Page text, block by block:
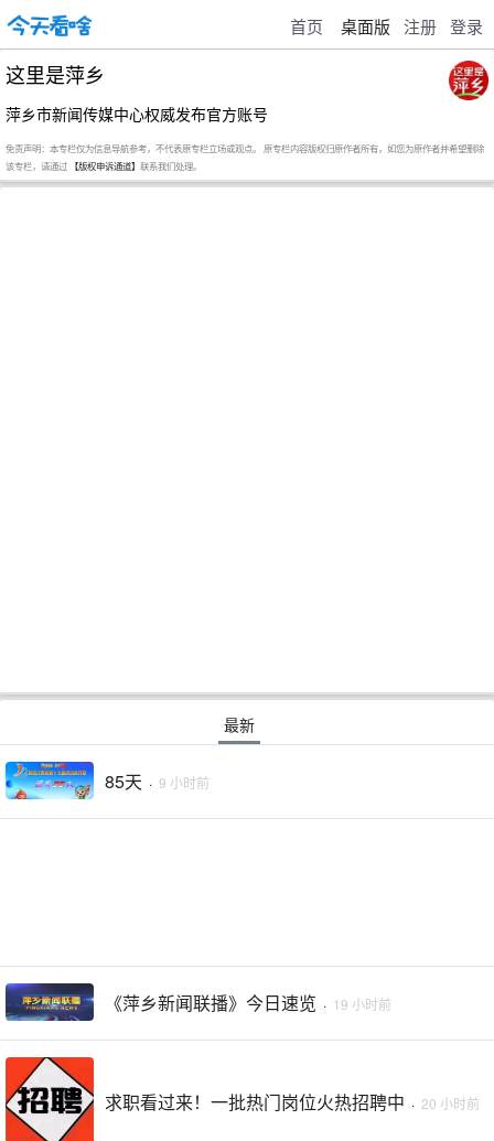
首页 桌面版 注册 登录
这里是萍乡
萍乡市新闻传媒中心权威发布官方账号
免责声明：本专栏仅为信息导航参考，不代表原专栏立场或观点。 原专栏内容版权归原作者所有，如您为原作者并希望删除
该专栏，请通过 【版权申诉通道】 联系我们处理。
最新
85天 · 9 小时前
《萍乡新闻联播》今日速览 · 19 小时前
求职看过来！一批热门岗位火热招聘中 · 20 小时前